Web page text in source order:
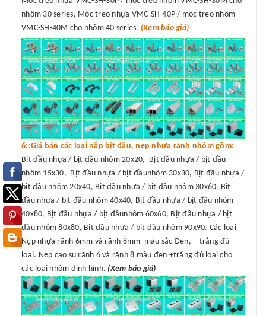
nhôm 30 series, Móc treo nhựa VMC-SH-40P / móc treo nhôm
VMC-SH-40M cho nhôm 40 series. (Xem báo giá)
6::Giá bán các loại nắp bịt đầu, nẹp nhựa rãnh nhôm gồm:
Bịt đầu nhựa / bịt đầu nhôm 20x20, Bịt đầu nhựa / bịt đầu
nhôm 15x30, Bịt đầu nhựa / bịt đầunhôm 30x30, Bịt đầu nhựa /
bịt đầu nhôm 20x40, Bịt đầu nhựa / bịt đầu nhôm 30x60, Bịt
đầu nhựa / bịt đầu nhôm 40x40, Bịt đầu nhựa / bịt đầu nhôm
40x80, Bịt đầu nhựa / bịt đầunhôm 60x60, Bịt đầu nhựa / bịt
đầu nhôm 80x80, Bịt đầu nhựa / bịt đầu nhôm 90x90. Các loại
Nẹp nhựa rãnh 6mm và rãnh 8mm màu sắc Đen, + trắng đủ
loại. Nẹp cao su rãnh 6 và rãnh 8 màu đen +trắng đủ loại cho
các loại nhôm định hình. (Xem báo giá)